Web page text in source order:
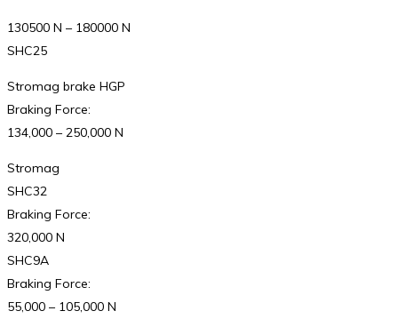
130500 N – 180000 N
SHC25
Stromag brake HGP
Braking Force:
134,000 – 250,000 N
Stromag
SHC32
Braking Force:
320,000 N
SHC9A
Braking Force:
55,000 – 105,000 N